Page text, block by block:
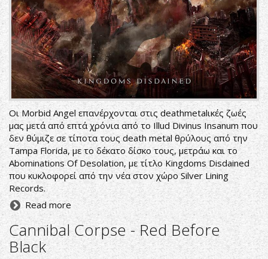
Οι Morbid Angel επανέρχονται στις deathmetalικές ζωές
μας μετά από επτά χρόνια από το Illud Divinus Insanum που
δεν θύμιζε σε τίποτα τους death metal θρύλους από την
Tampa Florida, με το δέκατο δίσκο τους, μετράω και το
Abominations Of Desolation, με τίτλο Kingdoms Disdained
που κυκλοφορεί από την νέα στον χώρο Silver Lining
Records.
Read more
Cannibal Corpse - Red Before
Black